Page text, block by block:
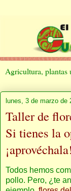
Agricultura, plantas
lunes, 3 de marzo de
Taller de
Si tienes la
¡aprovéchala!
Todos hemos
pollo. Pero, ¿te